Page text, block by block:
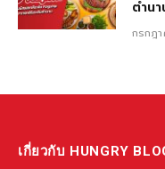
ตำน
กรกฎ
เกี่ยวกับ HUNGRY